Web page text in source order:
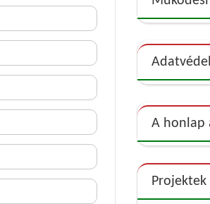
A honlap
Projektek